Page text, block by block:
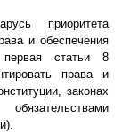
приоритета
и обеспечения
первая статьи 8
права и
законах
обязательствами